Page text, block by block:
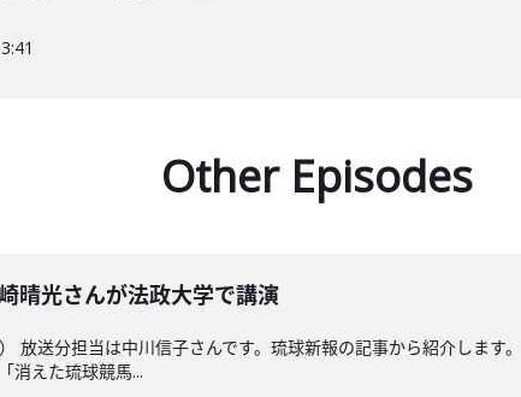
Other Episodes
晴光さんが法政大学で講演
放送分担当は中川信子さんです。琉球新報の記事から紹介しま
消えた琉球競馬...